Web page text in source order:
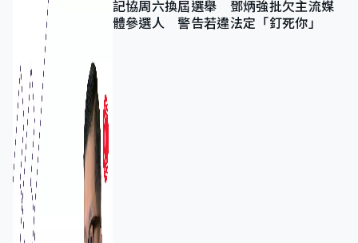
記協周六換屆選舉 鄧炳強批欠主流媒
體參選人 警告若違法定「釘死你」